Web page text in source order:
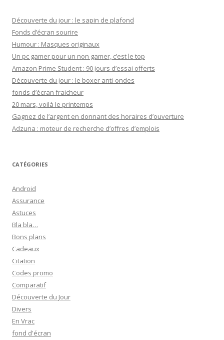
Découverte du jour : le sapin de plafond
Fonds d’écran sourire
Humour : Masques originaux
Un pc gamer pour un non gamer, c’est le top
Amazon Prime Student : 90 jours d’essai offerts
Découverte du jour : le boxer anti-ondes
fonds d’écran fraicheur
20 mars, voilà le printemps
Gagnez de l’argent en donnant des horaires d’ouverture
Adzuna : moteur de recherche d’offres d’emplois
CATÉGORIES
Android
Assurance
Astuces
Bla bla…
Bons plans
Cadeaux
Citation
Codes promo
Comparatif
Découverte du Jour
Divers
En Vrac
fond d'écran